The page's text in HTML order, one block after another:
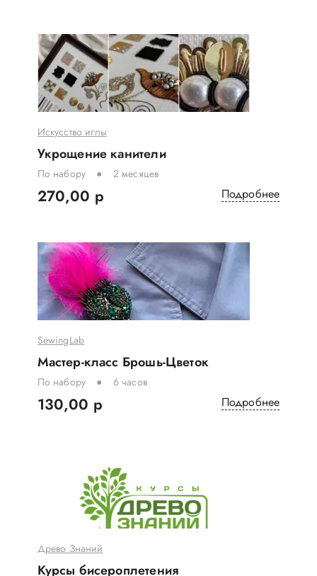
Искусство иглы
Укрощение канители
По набору 2 месяцев
270,00 р Подробнее
SewingLab
Мастер-класс Брошь-Цветок
По набору 6 часов
130,00 р Подробнее
Древо Знаний
Курсы бисероплетения